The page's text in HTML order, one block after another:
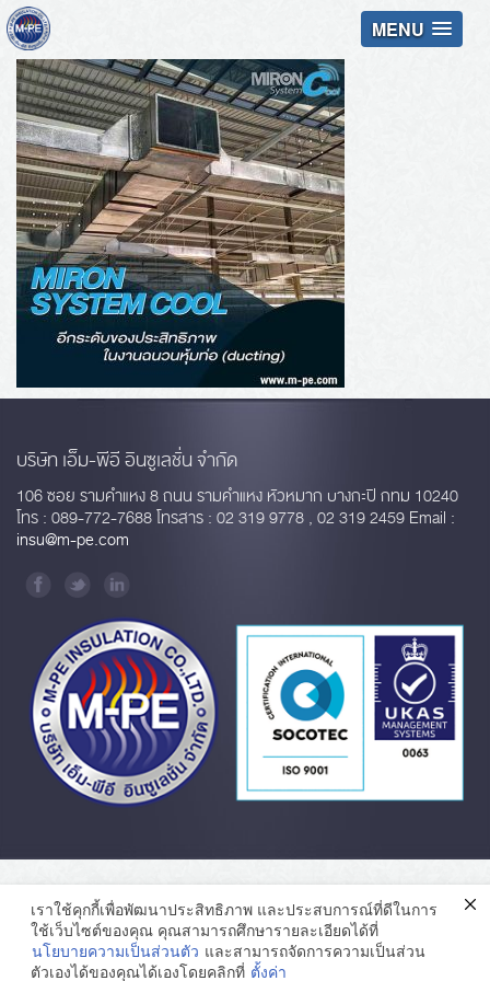
MENU
บริษัท เอ็ม-พีอี อินซูเลชั่น จำกัด
106 ซอย รามคำแหง 8 ถนน รามคำแหง หัวหมาก บางกะปิ กทม 10240
โทร : 089-772-7688 โทรสาร : 02 319 9778 , 02 319 2459 Email :
insu@m-pe.com
เราใช้คุกกี้เพื่อพัฒนาประสิทธิภาพ และประสบการณ์ที่ดีในการ
ใช้เว็บไซต์ของคุณ คุณสามารถศึกษารายละเอียดได้ที่
นโยบายความเป็นส่วนตัว และสามารถจัดการความเป็นส่วน
ตัวเองได้ของคุณได้เองโดยคลิกที่ ตั้งค่า